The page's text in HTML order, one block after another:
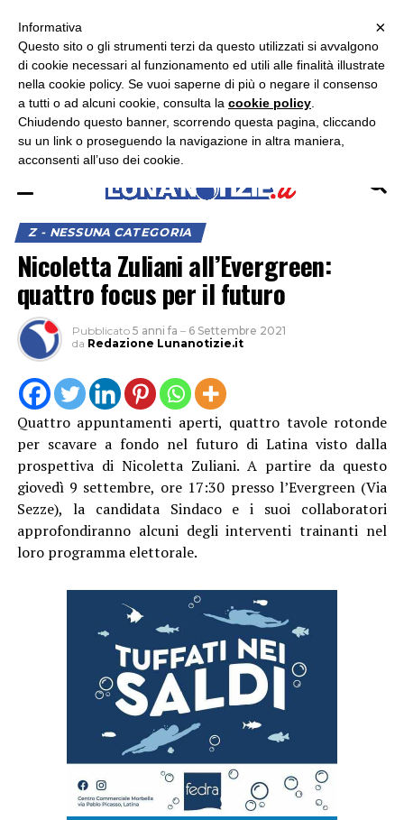
ASCOLTA RADIO LUNA
Z - NESSUNA CATEGORIA
Nicoletta Zuliani all’Evergreen:
quattro focus per il futuro
Pubblicato 5 anni fa – 6 Settembre 2021
da Redazione Lunanotizie.it
Quattro appuntamenti aperti, quattro tavole rotonde
per scavare a fondo nel futuro di Latina visto dalla
prospettiva di Nicoletta Zuliani. A partire da questo
giovedì 9 settembre, ore 17:30 presso l’Evergreen (Via
Sezze), la candidata Sindaco e i suoi collaboratori
approfondiranno alcuni degli interventi trainanti nel
loro programma elettorale.
×
×
Informativa
Questo sito o gli strumenti terzi da questo utilizzati si avvalgono
di cookie necessari al funzionamento ed utili alle finalità illustrate
nella cookie policy. Se vuoi saperne di più o negare il consenso
a tutti o ad alcuni cookie, consulta la cookie policy
Chiudendo questo banner, scorrendo questa pagina, cliccando
su un link o proseguendo la navigazione in altra maniera,
acconsenti all’uso dei cookie.